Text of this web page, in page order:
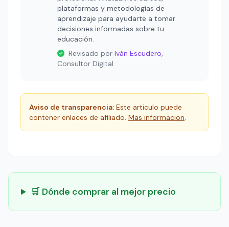
plataformas y metodologías de
aprendizaje para ayudarte a tomar
decisiones informadas sobre tu
educación.
Revisado por Iván Escudero,
Consultor Digital
Aviso de transparencia: Este articulo puede
contener enlaces de afiliado. Mas informacion.
🛒 Dónde comprar al mejor precio